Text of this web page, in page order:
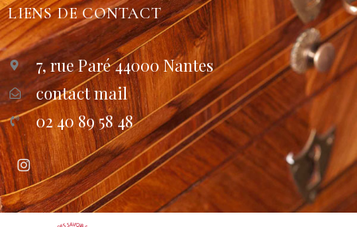
LIENS DE CONTACT
7, rue Paré 44000 Nantes
contact mail
02 40 89 58 48